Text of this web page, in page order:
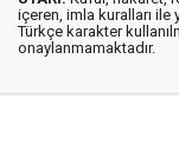
içeren, imla kuralları ile
Türkçe karakter
onaylanmamaktadır.